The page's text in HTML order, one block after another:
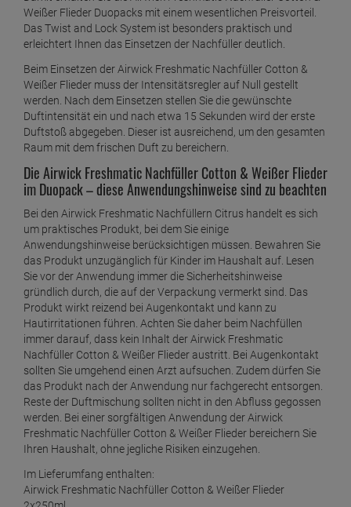
Weißer Flieder Duopacks mit einem wesentlichen Preisvorteil.
Das Twist and Lock System ist besonders praktisch und
erleichtert Ihnen das Einsetzen der Nachfüller deutlich.
Beim Einsetzen der Airwick Freshmatic Nachfüller Cotton &
Weißer Flieder muss der Intensitätsregler auf Null gestellt
werden. Nach dem Einsetzen stellen Sie die gewünschte
Duftintensität ein und nach etwa 15 Sekunden wird der erste
Duftstoß abgegeben. Dieser ist ausreichend, um den gesamten
Raum mit dem frischen Duft zu bereichern.
Die Airwick Freshmatic Nachfüller Cotton & Weißer Flieder
im Duopack – diese Anwendungshinweise sind zu beachten
Bei den Airwick Freshmatic Nachfüllern Citrus handelt es sich
um praktisches Produkt, bei dem Sie einige
Anwendungshinweise berücksichtigen müssen. Bewahren Sie
das Produkt unzugänglich für Kinder im Haushalt auf. Lesen
Sie vor der Anwendung immer die Sicherheitshinweise
gründlich durch, die auf der Verpackung vermerkt sind. Das
Produkt wirkt reizend bei Augenkontakt und kann zu
Hautirritationen führen. Achten Sie daher beim Nachfüllen
immer darauf, dass kein Inhalt der Airwick Freshmatic
Nachfüller Cotton & Weißer Flieder austritt. Bei Augenkontakt
sollten Sie umgehend einen Arzt aufsuchen. Zudem dürfen Sie
das Produkt nach der Anwendung nur fachgerecht entsorgen.
Reste der Duftmischung sollten nicht in den Abfluss gegossen
werden. Bei einer sorgfältigen Anwendung der Airwick
Freshmatic Nachfüller Cotton & Weißer Flieder bereichern Sie
Ihren Haushalt, ohne jegliche Risiken einzugehen.
Im Lieferumfang enthalten:
Airwick Freshmatic Nachfüller Cotton & Weißer Flieder